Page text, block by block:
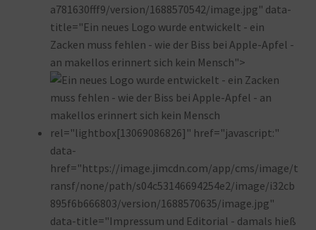
a781630fff9/version/1688570542/image.jpg" data-
title="Ein neues Logo wurde entwickelt - ein
Zacken muss fehlen - wie der Biss bei Apple-Apfel -
an makellos erinnert sich kein Mensch">
rel="lightbox[13069086826]" href="javascript:"
data-
href="https://image.jimcdn.com/app/cms/image/t
ransf/none/path/s04c53146694254e2/image/i32cb
895f6b666803/version/1688570635/image.jpg"
data-title="Impressum und Editorial - damals hieß